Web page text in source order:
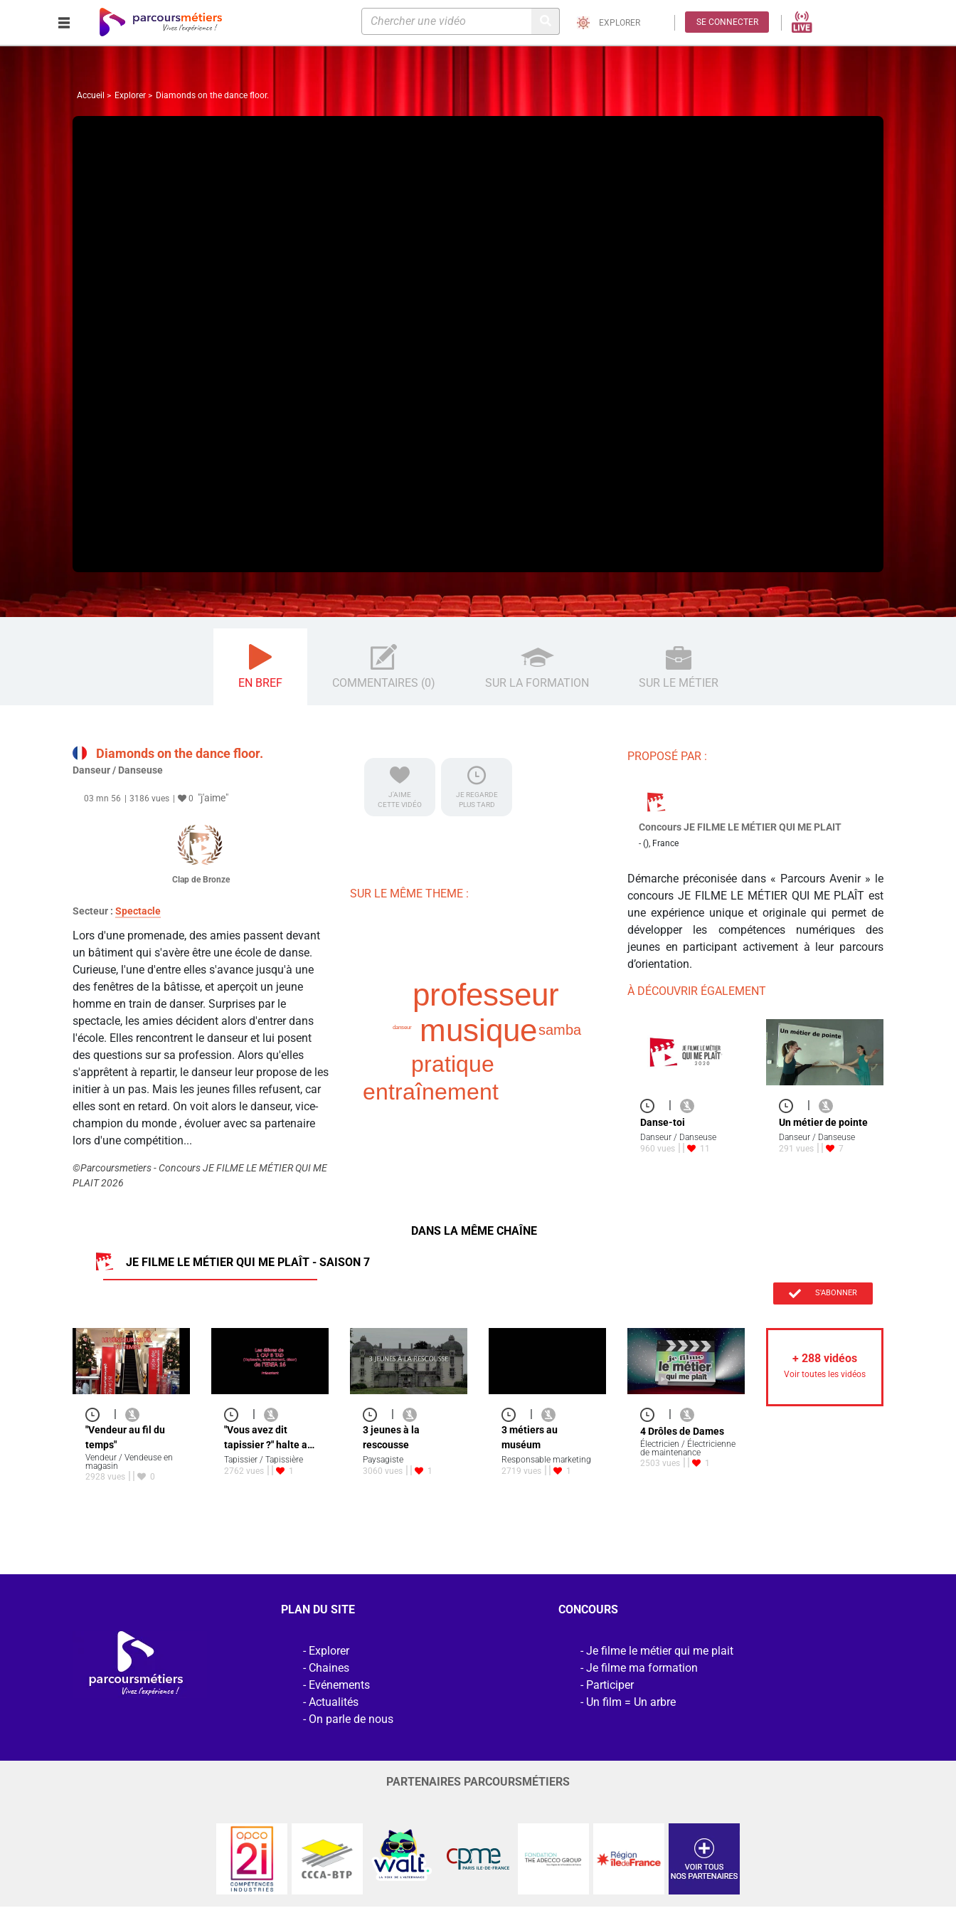
EXPLORER SE CONNECTER
Accueil Explorer Diamonds on the dance floor.
EN BREF COMMENTAIRES (0) SUR LA FORMATION SUR LE MÉTIER
Diamonds on the dance floor.
Danseur / Danseuse
03 mn 56 3186 vues 0 "j'aime"
Clap de Bronze
Secteur : Spectacle
Lors d'une promenade, des amies passent devant
un bâtiment qui s'avère être une école de danse.
Curieuse, l'une d'entre elles s'avance jusqu'à une
des fenêtres de la bâtisse, et aperçoit un jeune
homme en train de danser. Surprises par le
spectacle, les amies décident alors d'entrer dans
l'école. Elles rencontrent le danseur et lui posent
des questions sur sa profession. Alors qu'elles
s'apprêtent à repartir, le danseur leur propose de les
initier à un pas. Mais les jeunes filles refusent, car
elles sont en retard. On voit alors le danseur, vice-
champion du monde , évoluer avec sa partenaire
lors d'une compétition...
©Parcoursmetiers - Concours JE FILME LE MÉTIER QUI ME
PLAIT 2026
J'AIME
CETTE VIDÉO
JE REGARDE
PLUS TARD
SUR LE MÊME THEME :
musique
professeur
pratique
entraînement
samba
danseur
PROPOSÉ PAR :
Concours JE FILME LE MÉTIER QUI ME PLAIT
- (), France
Démarche préconisée dans « Parcours Avenir » le
concours JE FILME LE MÉTIER QUI ME PLAÎT est
une expérience unique et originale qui permet de
développer les compétences numériques des
jeunes en participant activement à leur parcours
d’orientation.
À DÉCOUVRIR ÉGALEMENT
Danse-toi
Danseur / Danseuse
960 vues
11
Un métier de pointe
Danseur / Danseuse
291 vues
7
DANS LA MÊME CHAÎNE
JE FILME LE MÉTIER QUI ME PLAÎT - SAISON 7
S'ABONNER
"Vendeur au fil du
temps"
Vendeur / Vendeuse en
magasin
2928 vues
0
"Vous avez dit
tapissier ?" halte a…
Tapissier / Tapissière
2762 vues
1
3 jeunes à la
rescousse
Paysagiste
3060 vues
1
3 métiers au
muséum
Responsable marketing
2719 vues
1
4 Drôles de Dames
Électricien / Électricienne
de maintenance
2503 vues
1
+ 288 vidéos
Voir toutes les vidéos
PLAN DU SITE
Explorer
Chaines
Evénements
Actualités
On parle de nous
CONCOURS
Je filme le métier qui me plait
Je filme ma formation
Participer
Un film = Un arbre
PARTENAIRES PARCOURSMÉTIERS